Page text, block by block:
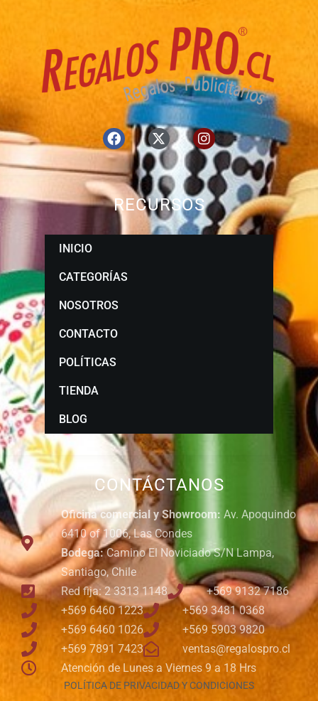
CONTÁCTANOS
Oficina comercial y Showroom: Av. Apoquindo
6410 of 1006, Las Condes
Bodega:Camino El Noviciado S/N Lampa,
Santiago, Chile
Red fija: 2 3313 1148
+569 9132 7186
+569 6460 1223
+569 3481 0368
+569 6460 1026
+569 5903 9820
+569 7891 7423
ventas@regalospro.cl
Atención de Lunes a Viernes 9 a 18 Hrs
POLÍTICA DE PRIVACIDAD Y CONDICIONES
RECURSOS
INICIO
CATEGORÍAS
NOSOTROS
CONTACTO
POLÍTICAS
TIENDA
BLOG